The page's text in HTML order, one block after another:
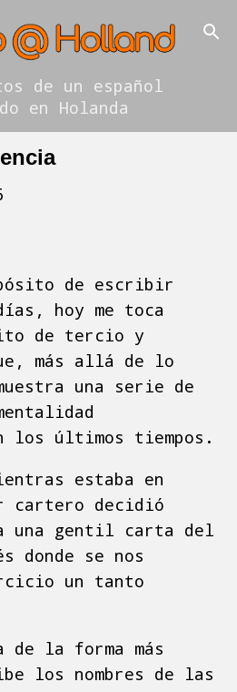
principal
de un español
en Holanda
de escribir
hoy me toca
de tercio y
más allá de lo
una serie de
los últimos tiempos.
estaba en
cartero decidió
una gentil carta del
donde se nos
un tanto
de la forma más
los nombres de las